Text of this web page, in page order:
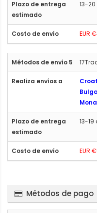
13-
EUR
13-
EUR
Métodos de pago